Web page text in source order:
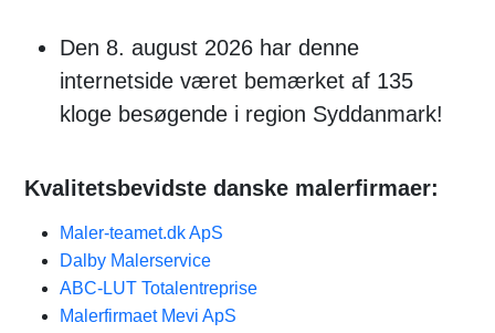
Den 8. august 2026 har denne
internetside været bemærket af 135
kloge besøgende i region Syddanmark!
Kvalitetsbevidste danske malerfirmaer:
Maler-teamet.dk ApS
Dalby Malerservice
ABC-LUT Totalentreprise
Malerfirmaet Mevi ApS